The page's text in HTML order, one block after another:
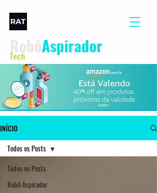
Aspirador
Tech
INÍCIO
Todos os Posts
Robô Aspirador
Todos os Posts